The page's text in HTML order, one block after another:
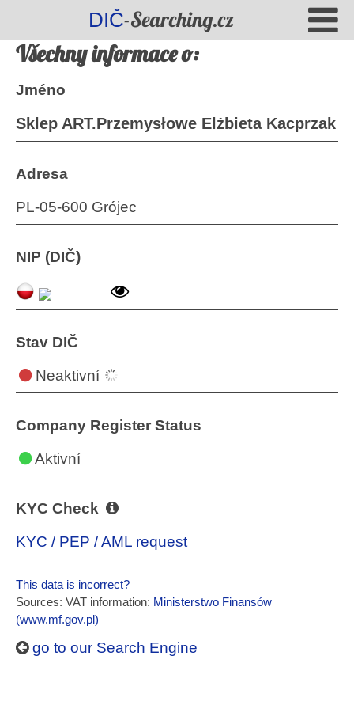
DIČ-Searching.cz
Všechny informace o:
Jméno
Sklep ART.Przemysłowe Elżbieta Kacprzak
Adresa
PL-05-600 Grójec
NIP (DIČ)
Stav DIČ
Neaktivní
Company Register Status
Aktivní
KYC Check
KYC / PEP / AML request
This data is incorrect?
Sources: VAT information: Ministerstwo Finansów
(www.mf.gov.pl)
go to our Search Engine